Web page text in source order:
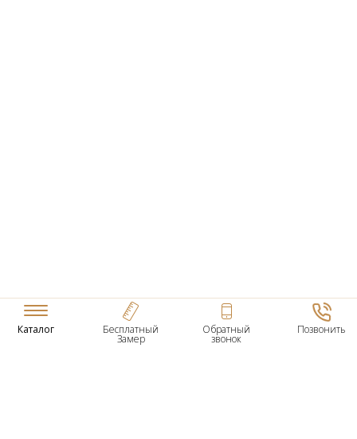
Каталог Бесплатный
Замер
Обратный
звонок
Позвонить